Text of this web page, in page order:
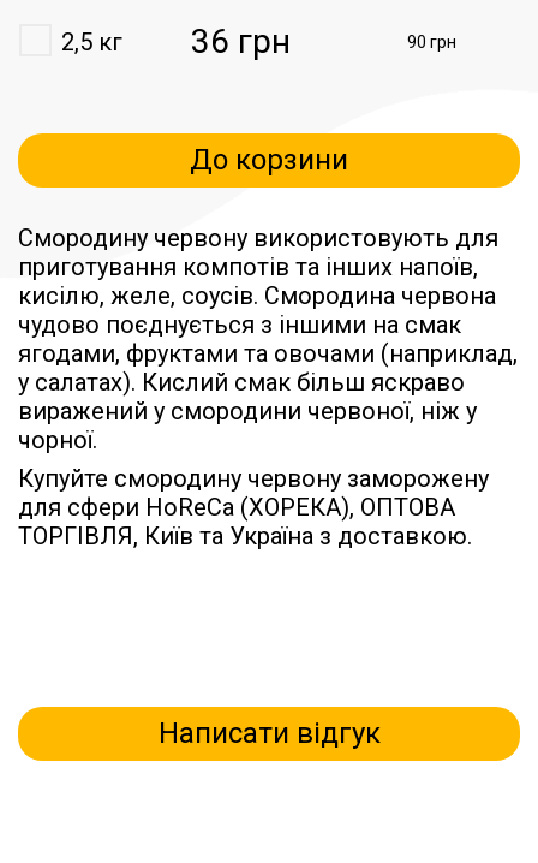
2,5 кг 36 грн 90 грн
До корзини
Смородину червону використовують для
приготування компотів та інших напоїв,
кисілю, желе, соусів. Смородина червона
чудово поєднується з іншими на смак
ягодами, фруктами та овочами (наприклад,
у салатах). Кислий смак більш яскраво
виражений у смородини червоної, ніж у
чорної.
Купуйте смородину червону заморожену
для сфери HoReCa (ХОРЕКА), ОПТОВА
ТОРГІВЛЯ, Київ та Україна з доставкою.
Написати відгук